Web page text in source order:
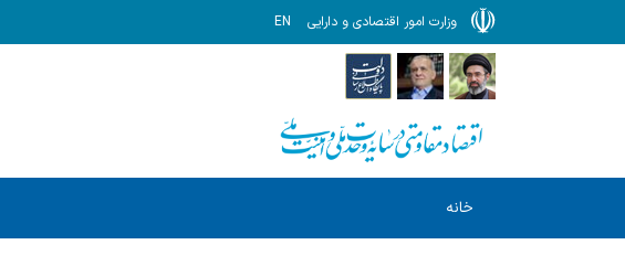
وزارت امور اقتصادی و دارایی EN
خانه